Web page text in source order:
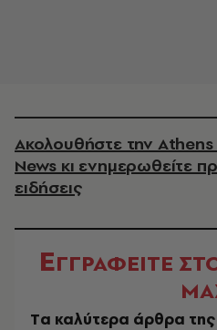
Ακολουθήστε την
News κι ενημερωθείτε
ειδήσεις
ΕΓΓΡΑΦΕΙΤΕ
Tα καλύτερα άρθρα